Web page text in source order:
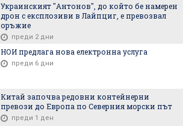
Украинският "Антонов", до който бе намерен
дрон с експлозиви в Лайпциг, е превозвал
оръжие
преди 2 дни
НОИ предлага нова електронна услуга
преди 6 дни
Китай започва редовни контейнерни
превози до Европа по Северния морски път
преди 1 ден